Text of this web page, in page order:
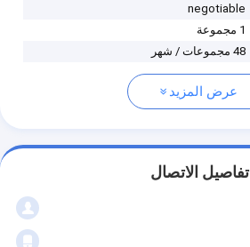
negotiable
1 مجموعة
48 مجموعات / شهر
عرض المزيد
تفاصيل الاتصال